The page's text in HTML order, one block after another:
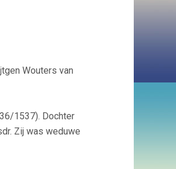
Wouters van
1537). Dochter
Zij was weduwe